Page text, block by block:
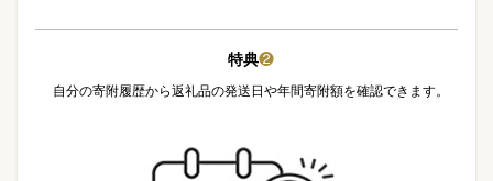
特典❷
自分の寄附履歴から返礼品の発送日や年間寄附額を確認できます。